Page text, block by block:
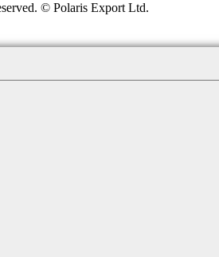
© Polaris Export Ltd.